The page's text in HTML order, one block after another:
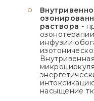
раствора -
инфузии
насыщение